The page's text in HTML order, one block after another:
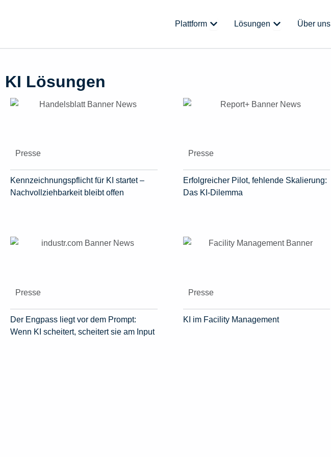
Plattform Öffne Plattform
Lösungen Öffne Lösungen
Über uns
KI Lösungen
Presse
Kennzeichnungspflicht für KI startet –
Nachvollziehbarkeit bleibt offen
Presse
Erfolgreicher Pilot, fehlende Skalierung:
Das KI-Dilemma
Presse
Der Engpass liegt vor dem Prompt:
Wenn KI scheitert, scheitert sie am Input
Presse
KI im Facility Management